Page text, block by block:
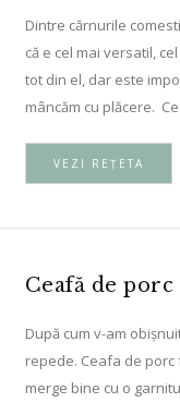
Dintre cărnurile
că e cel mai versatil,
tot din el, dar este
mâncăm cu plăcere.
VEZI REȚETA
Ceafă de
După cum v-am
repede. Ceafa de
merge bine cu o